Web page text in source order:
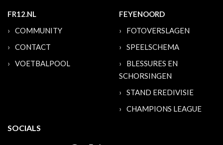
FR12.NL
COMMUNITY
CONTACT
VOETBALPOOL
FEYENOORD
FOTOVERSLAGEN
SPEELSCHEMA
BLESSURES EN
SCHORSINGEN
STAND EREDIVISIE
CHAMPIONS LEAGUE
SOCIALS